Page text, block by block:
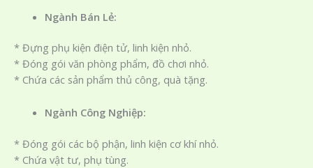
Ngành Bán Lẻ:
* Đựng phụ kiện điện tử, linh kiện nhỏ.
* Đóng gói văn phòng phẩm, đồ chơi nhỏ.
* Chứa các sản phẩm thủ công, quà tặng.
Ngành Công Nghiệp:
* Đóng gói các bộ phận, linh kiện cơ khí nhỏ.
* Chứa vật tư, phụ tùng.